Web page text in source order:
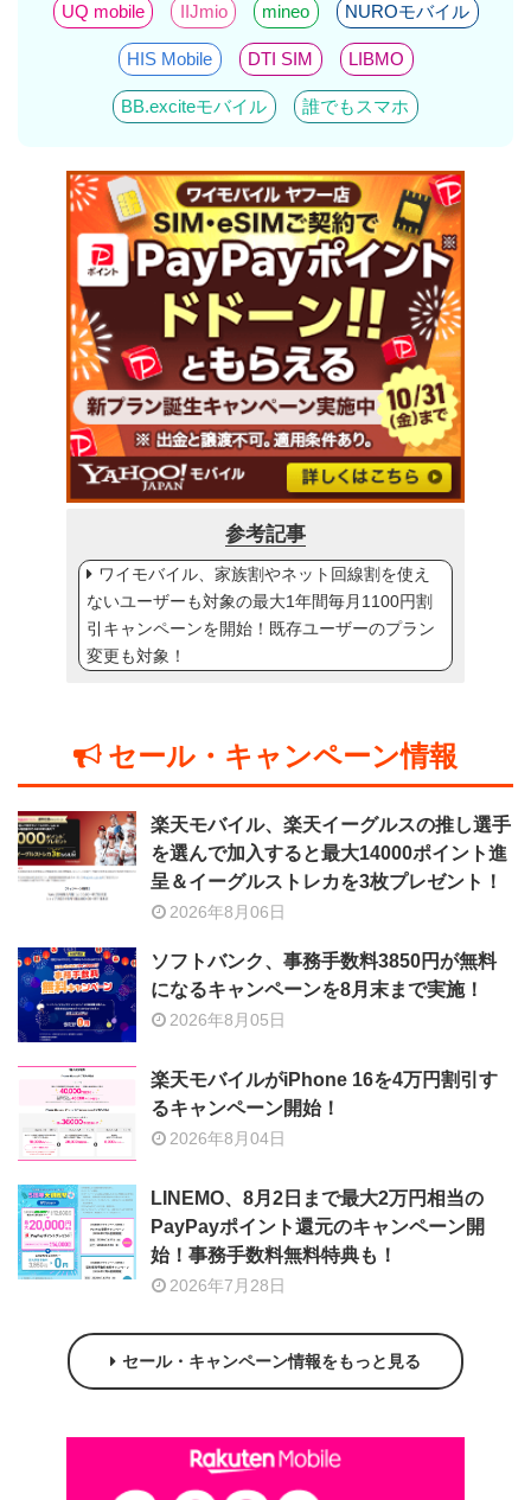
UQ mobile IIJmio mineo NUROモバイル
HIS Mobile DTI SIM LIBMO
BB.exciteモバイル 誰でもスマホ
参考記事
ワイモバイル、家族割やネット回線割を使え
ないユーザーも対象の最大1年間毎月1100円割
引キャンペーンを開始！既存ユーザーのプラン
変更も対象！
セール・キャンペーン情報
楽天モバイル、楽天イーグルスの推し選手
を選んで加入すると最大14000ポイント進
呈＆イーグルストレカを3枚プレゼント！
2026年8月06日
ソフトバンク、事務手数料3850円が無料
になるキャンペーンを8月末まで実施！
2026年8月05日
楽天モバイルがiPhone 16を4万円割引す
るキャンペーン開始！
2026年8月04日
LINEMO、8月2日まで最大2万円相当の
PayPayポイント還元のキャンペーン開
始！事務手数料無料特典も！
2026年7月28日
セール・キャンペーン情報をもっと見る